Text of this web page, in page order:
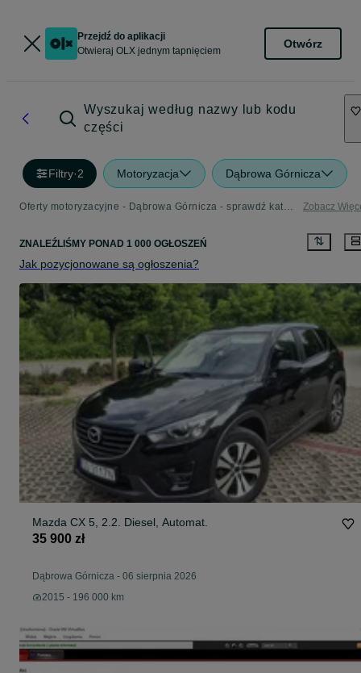
Przejdź do aplikacji
Otwieraj OLX jednym tapnięciem
Otwórz
Wyszukaj według nazwy lub kodu
części
Filtry·2 Motoryzacja Dąbrowa Górnicza
Oferty motoryzacyjne - Dąbrowa Górnicza - sprawdź kategorię Motoryzacja Zobacz
ZNALEŹLIŚMY PONAD 1 000 OGŁOSZEŃ
Jak pozycjonowane są ogłoszenia?
Mazda CX 5, 2.2. Diesel, Automat.
35 900 zł
Dąbrowa Górnicza - 06 sierpnia 2026
2015 - 196 000 km